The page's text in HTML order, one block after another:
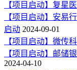
【项目启动】复星
【项目启动】安易
启动 2024-09-01
【项目启动】微传
【项目启动】邮储
2024-04-10